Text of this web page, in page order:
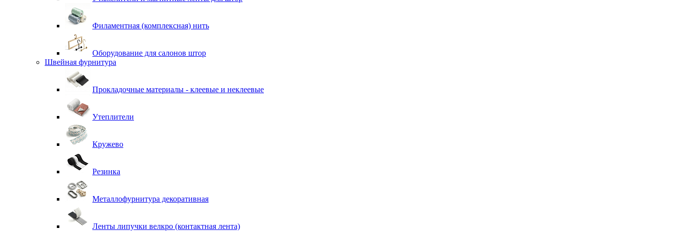
Филаментная (комплексная) нить
Оборудование для салонов штор
Швейная фурнитура
Прокладочные материалы - клеевые и неклеевые
Утеплители
Кружево
Резинка
Металлофурнитура декоративная
Ленты липучки велкро (контактная лента)